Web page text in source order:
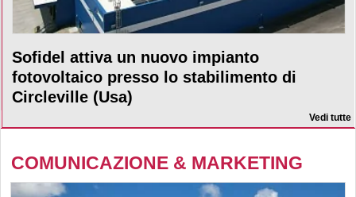
Sofidel attiva un nuovo impianto
fotovoltaico presso lo stabilimento di
Circleville (Usa)
Vedi tutte
COMUNICAZIONE & MARKETING